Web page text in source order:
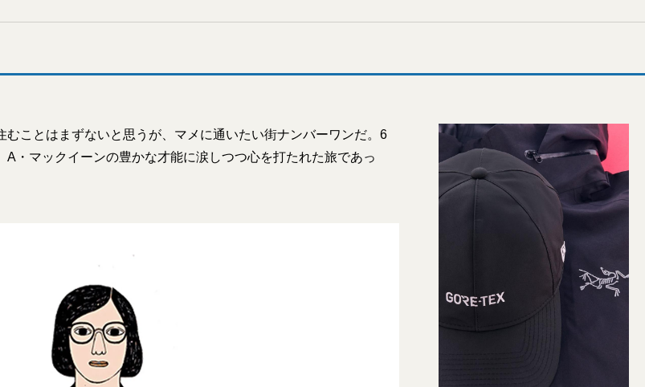
むことはまずないと思うが、マメに通いたい街ナンバーワンだ。6
A・マックイーンの豊かな才能に涙しつつ心を打たれた旅であっ